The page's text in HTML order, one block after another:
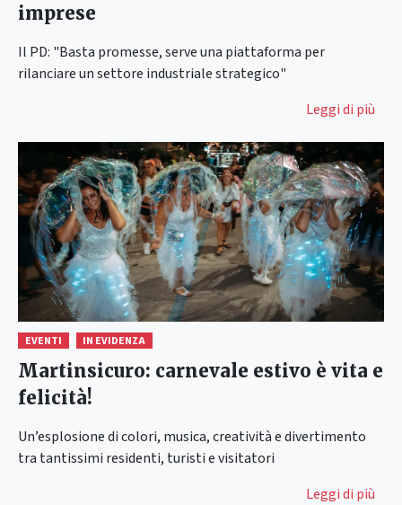
imprese
Il PD: "Basta promesse, serve una piattaforma per
rilanciare un settore industriale strategico"
Leggi di più
EVENTI IN EVIDENZA
Martinsicuro: carnevale estivo è vita e
felicità!
Un’esplosione di colori, musica, creatività e divertimento
tra tantissimi residenti, turisti e visitatori
Leggi di più